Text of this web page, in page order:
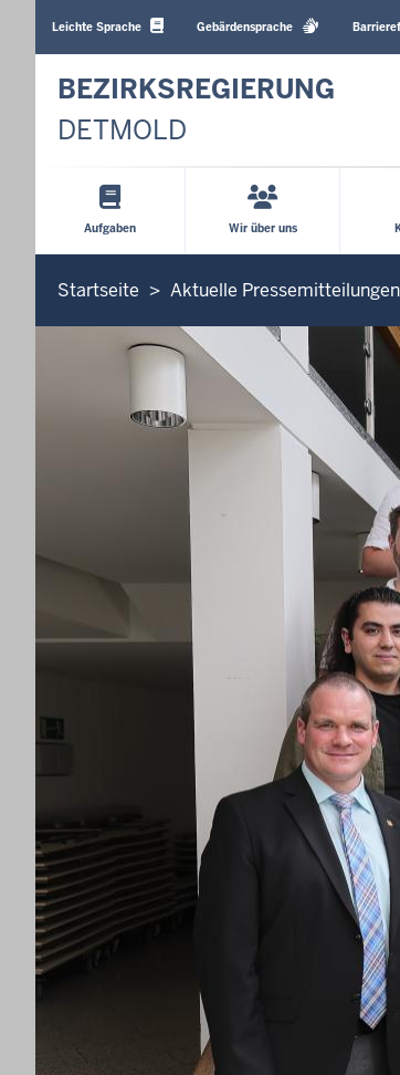
Sprachen
Leichte Sprache Gebärdensprache
BEZIRKSREGIERUNG
DETMOLD
Hauptmenü
Aufgaben Wir über uns
Sie
Startseite Aktuelle Pressemitteilungen